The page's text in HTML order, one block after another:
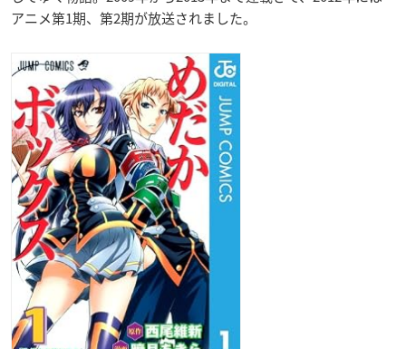
アニメ第1期、第2期が放送されました。